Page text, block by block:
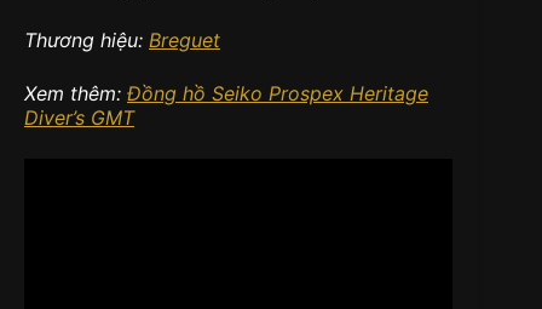
Thương hiệu: Breguet
Xem thêm: Đồng hồ Seiko Prospex Heritage
Diver’s GMT